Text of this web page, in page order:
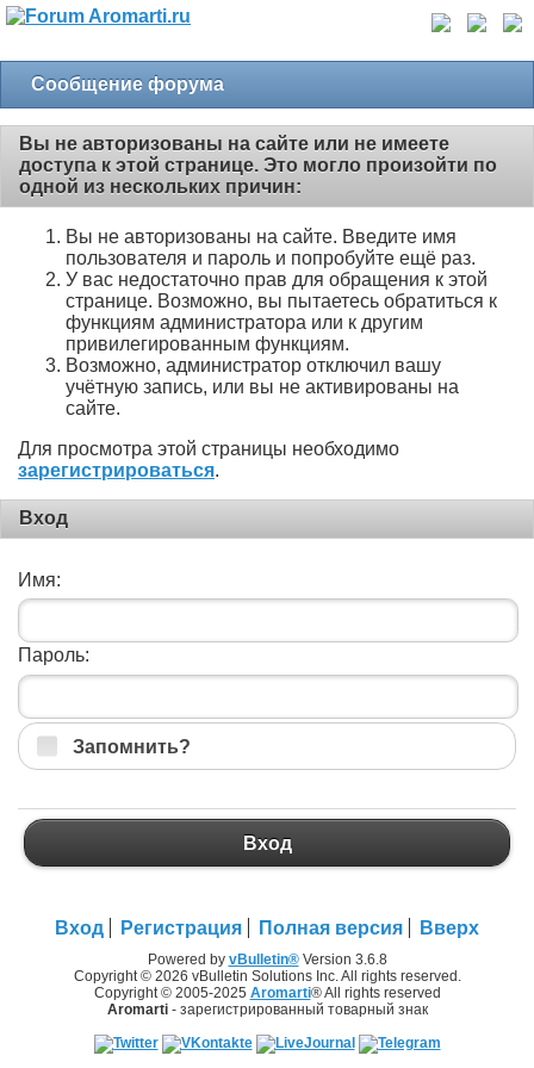
Сообщение форума
Вы не авторизованы на сайте или не имеете
доступа к этой странице. Это могло произойти по
одной из нескольких причин:
Вы не авторизованы на сайте. Введите имя
пользователя и пароль и попробуйте ещё раз.
У вас недостаточно прав для обращения к этой
странице. Возможно, вы пытаетесь обратиться к
функциям администратора или к другим
привилегированным функциям.
Возможно, администратор отключил вашу
учётную запись, или вы не активированы на
сайте.
Для просмотра этой страницы необходимо
зарегистрироваться.
Вход
Имя:
Пароль:
Запомнить?
Вход
Вход Регистрация Полная версия Вверх
Powered by vBulletin®Version 3.6.8
Copyright © 2026 vBulletin Solutions Inc. All rights reserved.
Copyright © 2005-2025 Aromarti® All rights reserved
Aromarti- зарегистрированный товарный знак